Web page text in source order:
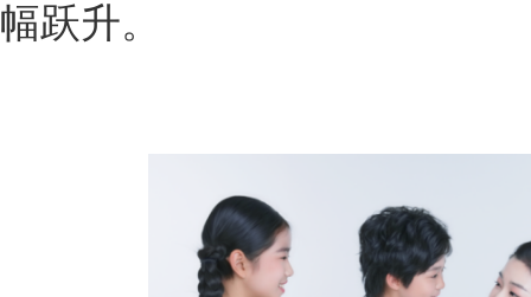
幅跃升。